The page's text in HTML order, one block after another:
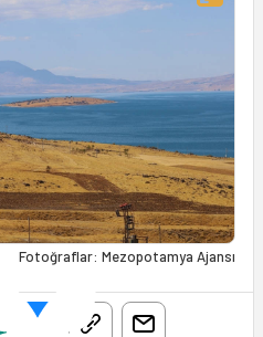
Fotoğraflar: Mezopotamya Ajansı